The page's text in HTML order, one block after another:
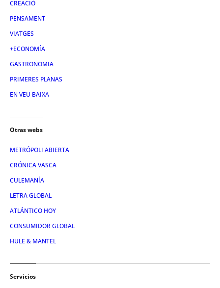
CREACIÓ
PENSAMENT
VIATGES
+ECONOMÍA
GASTRONOMIA
PRIMERES PLANAS
EN VEU BAIXA
Otras webs
METRÓPOLI ABIERTA
CRÓNICA VASCA
CULEMANÍA
LETRA GLOBAL
ATLÁNTICO HOY
CONSUMIDOR GLOBAL
HULE & MANTEL
Servicios